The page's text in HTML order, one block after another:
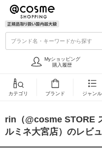
ブランド名・キーワードから探す
Myショッピング
購入履歴
カテゴリ ブランド ジャンル
rin（@cosme STORE
ルミネ大宮店）のレビ